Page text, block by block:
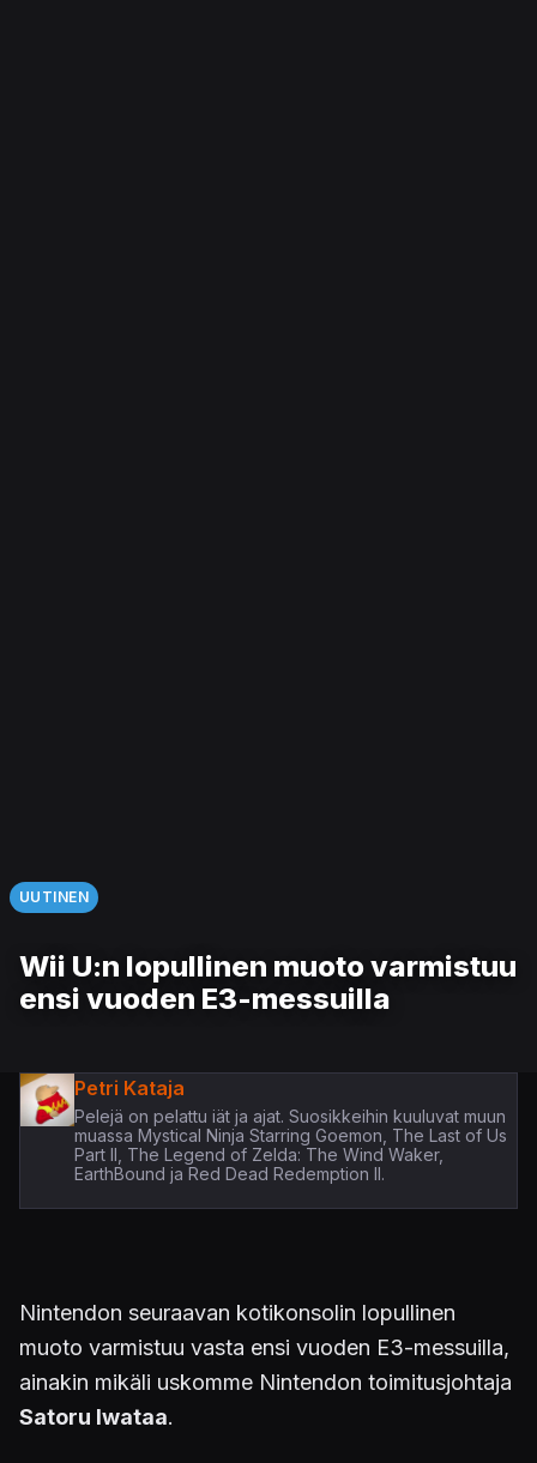
UUTINEN
Wii U:n lopullinen muoto varmistuu
ensi vuoden E3-messuilla
Petri Kataja
Pelejä on pelattu iät ja ajat. Suosikkeihin kuuluvat muun
muassa Mystical Ninja Starring Goemon, The Last of Us
Part II, The Legend of Zelda: The Wind Waker,
EarthBound ja Red Dead Redemption II.
Nintendon seuraavan kotikonsolin lopullinen
muoto varmistuu vasta ensi vuoden E3-messuilla,
ainakin mikäli uskomme Nintendon toimitusjohtaja
Satoru Iwataa.